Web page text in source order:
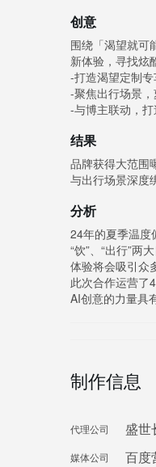
创意
围绕「渴望就可
新体验，寻找炫
-打造渴望定制
-聚焦出行场景
-与博主联动，
结果
品牌获得大范围
与出行场景深度
分析
24年的夏季温度
“饮”、“出行”两
体验将会吸引众
此次合作运营了
AI创意的力量具
制作信息
代理公司 盛世
媒体公司 百度